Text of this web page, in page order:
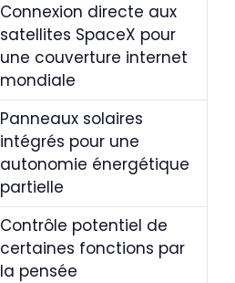
Connexion directe aux
satellites SpaceX pour
une couverture internet
mondiale
Panneaux solaires
intégrés pour une
autonomie énergétique
partielle
Contrôle potentiel de
certaines fonctions par
la pensée